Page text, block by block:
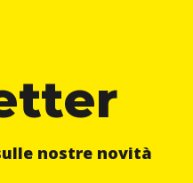
nostre novità